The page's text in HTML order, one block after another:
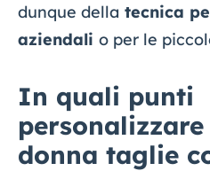
dunque della tecnica
aziendali o per le
In quali punti
donna taglie